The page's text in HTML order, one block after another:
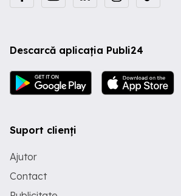
Descarcă aplicația Publi24
Suport clienți
Ajutor
Contact